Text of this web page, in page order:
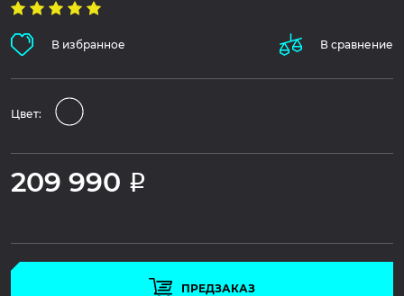
В избранное В сравнение
Цвет:
209 990 Р
ПРЕДЗАКАЗ